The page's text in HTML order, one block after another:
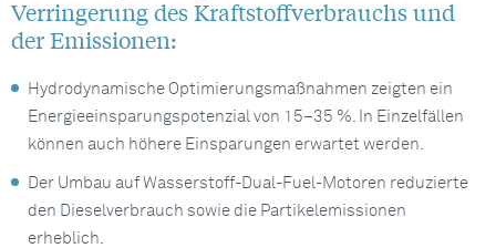
Verringerung des Kraftstoffverbrauchs und
der Emissionen:
Hydrodynamische Optimierungsmaßnahmen zeigten ein
Energieeinsparungspotenzial von 15–35 %. In Einzelfällen
können auch höhere Einsparungen erwartet werden.
Der Umbau auf Wasserstoff-Dual-Fuel-Motoren reduzierte
den Dieselverbrauch sowie die Partikelemissionen
erheblich.